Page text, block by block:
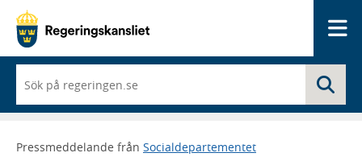
du
börjar
skriva
framträder
Pressmeddelande från Socialdepartementet